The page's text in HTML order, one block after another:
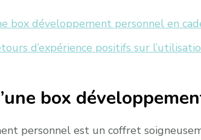
box développement personnel en
d’expérience positifs sur
box
personnel est un coffret